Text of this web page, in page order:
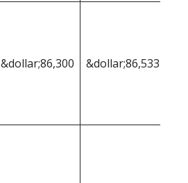
&dollar;86,300 &dollar;86,533